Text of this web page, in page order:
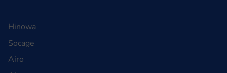
Hinowa
Socage
Airo